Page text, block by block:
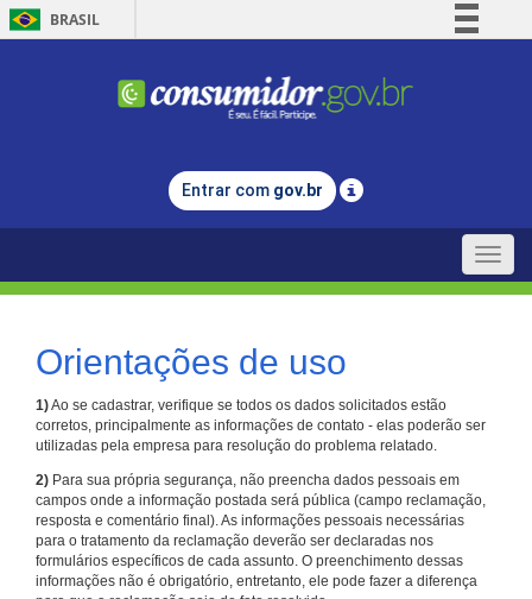
BRASIL
Comunica BR
Legislação
Entrar com gov.br
Toggle
Orientações de uso
1)Ao se cadastrar, verifique se todos os dados solicitados estão
corretos, principalmente as informações de contato - elas poderão ser
utilizadas pela empresa para resolução do problema relatado.
2) Para sua própria segurança, não preencha dados pessoais em
campos onde a informação postada será pública (campo reclamação,
resposta e comentário final). As informações pessoais necessárias
para o tratamento da reclamação deverão ser declaradas nos
formulários específicos de cada assunto. O preenchimento dessas
informações não é obrigatório, entretanto, ele pode fazer a diferença